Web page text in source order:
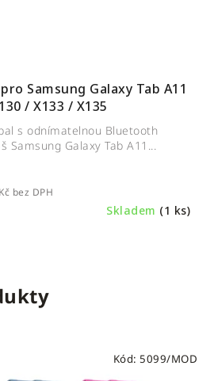
Samsung Galaxy Tab A11
/ X133 / X135
Skladem (1 ks)
bez DPH
s odnímatelnou Bluetooth
Galaxy Tab A11...
Kód: 5099/MOD